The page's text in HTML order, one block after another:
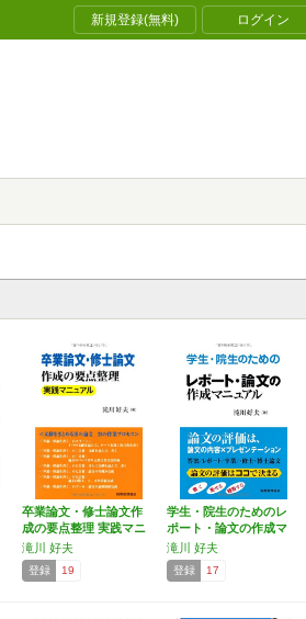
新規登録(無料) ログイン
卒業論文・修士論文作
成の要点整理 実践マニ
ュ…
滝川 好夫
登録 19
学生・院生のためのレ
ポート・論文の作成マ
ニュ…
滝川 好夫
登録 17